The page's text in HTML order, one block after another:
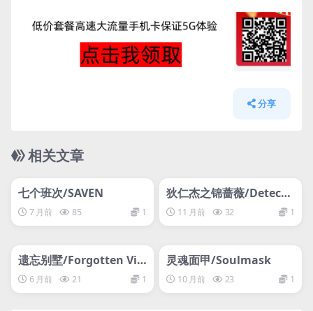
分享
相关文章
七个班次/SAVEN
7 月前 85 1
狄仁杰之锦蔷薇/Detecti
ve Di: The Silk Rose Mu
rders
11 月前 32 1
遗忘别墅/Forgotten Vill
a 6 月前 21 1
灵魂面甲/Soulmask
10 月前 23 1